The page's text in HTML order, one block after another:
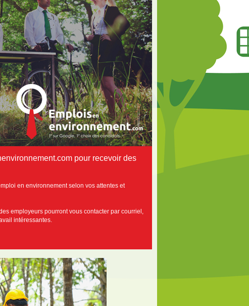
pour recevoir des
en environnement selon vos attentes et
employeurs pourront vous contacter par courriel,
intéressantes.